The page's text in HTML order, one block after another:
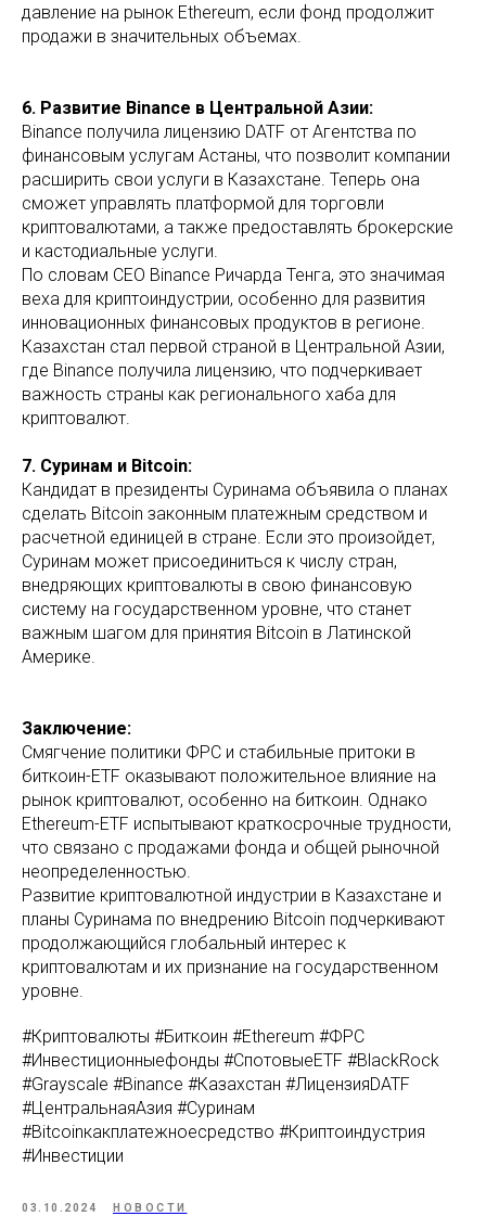
давление на рынок Ethereum, если фонд продолжит
продажи в значительных объемах.
6. Развитие Binance в Центральной Азии:
Binance получила лицензию DATF от Агентства по
финансовым услугам Астаны, что позволит компании
расширить свои услуги в Казахстане. Теперь она
сможет управлять платформой для торговли
криптовалютами, а также предоставлять брокерские
и кастодиальные услуги.
По словам CEO Binance Ричарда Тенга, это значимая
веха для криптоиндустрии, особенно для развития
инновационных финансовых продуктов в регионе.
Казахстан стал первой страной в Центральной Азии,
где Binance получила лицензию, что подчеркивает
важность страны как регионального хаба для
криптовалют.
7. Суринам и Bitcoin:
Кандидат в президенты Суринама объявила о планах
сделать Bitcoin законным платежным средством и
расчетной единицей в стране. Если это произойдет,
Суринам может присоединиться к числу стран,
внедряющих криптовалюты в свою финансовую
систему на государственном уровне, что станет
важным шагом для принятия Bitcoin в Латинской
Америке.
Заключение:
Смягчение политики ФРС и стабильные притоки в
биткоин-ETF оказывают положительное влияние на
рынок криптовалют, особенно на биткоин. Однако
Ethereum-ETF испытывают краткосрочные трудности,
что связано с продажами фонда и общей рыночной
неопределенностью.
Развитие криптовалютной индустрии в Казахстане и
планы Суринама по внедрению Bitcoin подчеркивают
продолжающийся глобальный интерес к
криптовалютам и их признание на государственном
уровне.
#Криптовалюты #Биткоин #Ethereum #ФРС
#Инвестиционныефонды #СпотовыеETF #BlackRock
#Grayscale #Binance #Казахстан #ЛицензияDATF
#ЦентральнаяАзия #Суринам
#Bitcoinкакплатежноесредство #Криптоиндустрия
#Инвестиции
03.10.2024 НОВОСТИ